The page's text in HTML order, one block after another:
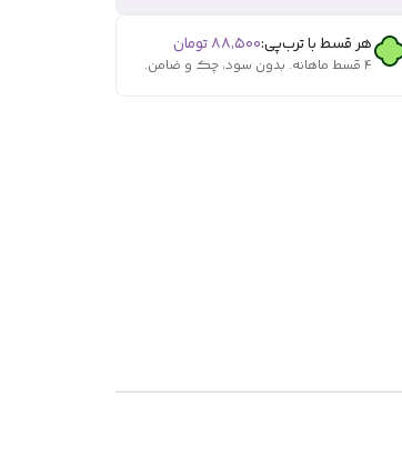
هر قسط با ترب‌پی:۸۸٬۵۰۰تومان
۴ قسط ماهانه. بدون سود، چک و ضامن.